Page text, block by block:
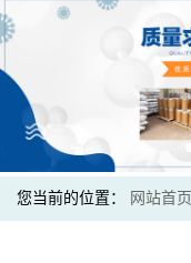
您当前的位置： 网站首页